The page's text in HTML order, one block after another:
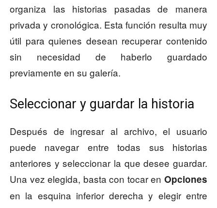
organiza las historias pasadas de manera
privada y cronológica. Esta función resulta muy
útil para quienes desean recuperar contenido
sin necesidad de haberlo guardado
previamente en su galería.
Seleccionar y guardar la historia
Después de ingresar al archivo, el usuario
puede navegar entre todas sus historias
anteriores y seleccionar la que desee guardar.
Una vez elegida, basta con tocar en Opciones
en la esquina inferior derecha y elegir entre